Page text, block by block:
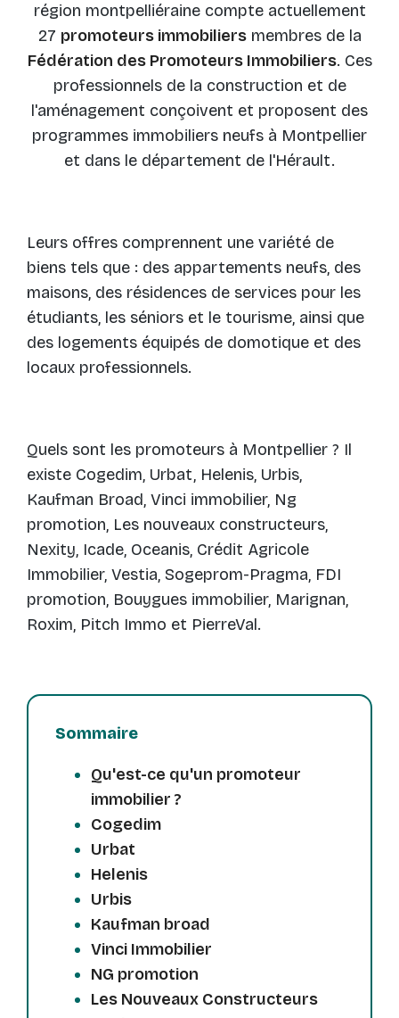
région montpelliéraine compte actuellement
27 promoteurs immobiliersmembres de la
Fédération des Promoteurs Immobiliers. Ces
professionnels de la construction et de
l'aménagement conçoivent et proposent des
programmes immobiliers neufs à Montpellier
et dans le département de l'Hérault.
Leurs offres comprennent une variété de
biens tels que : des appartements neufs, des
maisons, des résidences de services pour les
étudiants, les séniors et le tourisme, ainsi que
des logements équipés de domotique et des
locaux professionnels.
Quels sont les promoteurs à Montpellier ? Il
existe Cogedim, Urbat, Helenis, Urbis,
Kaufman Broad, Vinci immobilier, Ng
promotion, Les nouveaux constructeurs,
Nexity, Icade, Oceanis, Crédit Agricole
Immobilier, Vestia, Sogeprom-Pragma, FDI
promotion, Bouygues immobilier, Marignan,
Roxim, Pitch Immo et PierreVal.
Sommaire
Qu'est-ce qu'un promoteur
immobilier ?
Cogedim
Urbat
Helenis
Urbis
Kaufman broad
Vinci Immobilier
NG promotion
Les Nouveaux Constructeurs